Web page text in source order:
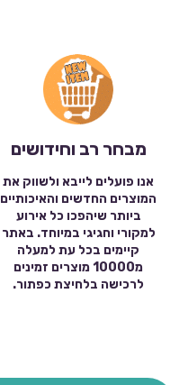
מבחר רב וחידושים
אנו פועלים לייבא ולשווק את
המוצרים החדשים והאיכותיים
ביותר שיהפכו כל אירוע
למקורי וחגיגי במיוחד. באתר
קיימים בכל עת למעלה
מ10000 מוצרים זמינים
לרכישה בלחיצת כפתור.